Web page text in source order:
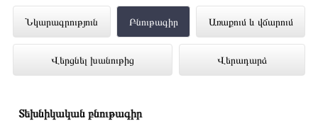
Նկարագրություն Բնութագիր Առաքում և վճարում
Վերցնել խանութից Վերադարձ
Հեռուստացույց SAMSUNG
QE65Q80CAUXRU ներկայացված է
Technomix առցանց խանութում լավագույն
Տեխնիկական բնութագիր